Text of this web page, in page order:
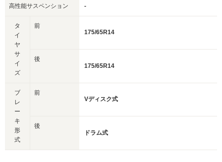
高性能サスペンション -
タ
イ
ヤ
サ
イ
ズ
前
175/65R14
後
175/65R14
ブ
レ
ー
キ
形
式
前
Vディスク式
後
ドラム式